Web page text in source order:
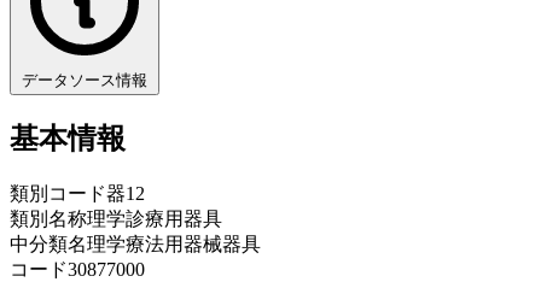
データソース情報
基本情報
類別コード器12
類別名称理学診療用器具
中分類名理学療法用器械器具
コード30877000